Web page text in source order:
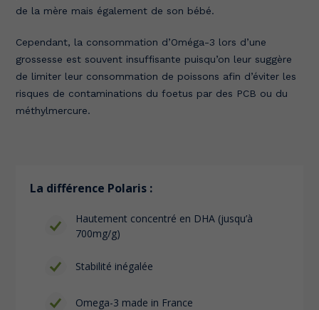
de la mère mais également de son bébé.
Cependant, la consommation d’Oméga-3 lors d’une
grossesse est souvent insuffisante puisqu’on leur suggère
de limiter leur consommation de poissons afin d’éviter les
risques de contaminations du foetus par des PCB ou du
méthylmercure.
La différence Polaris :
Hautement concentré en DHA (jusqu’à
700mg/g)
Stabilité inégalée
Omega-3 made in France